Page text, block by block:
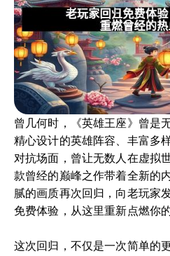
曾几何时，《英雄王座》曾是
精心设计的英雄阵容、丰富多
对抗场面，曾让无数人在虚拟
款曾经的巅峰之作带着全新的
腻的画质再次回归，向老玩
免费体验，从这里重新点燃你
这次回归，不仅是一次简单的